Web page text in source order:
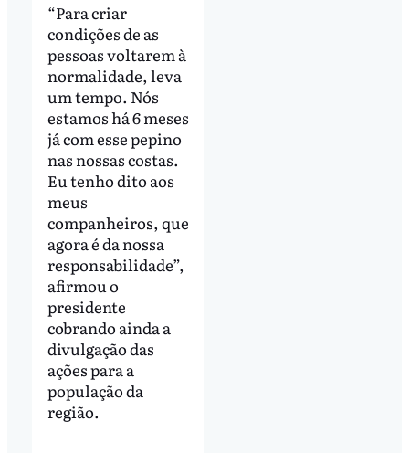
“Para criar
condições de as
pessoas voltarem à
normalidade, leva
um tempo. Nós
estamos há 6 meses
já com esse pepino
nas nossas costas.
Eu tenho dito aos
meus
companheiros, que
agora é da nossa
responsabilidade”,
afirmou o
presidente
cobrando ainda a
divulgação das
ações para a
população da
região.